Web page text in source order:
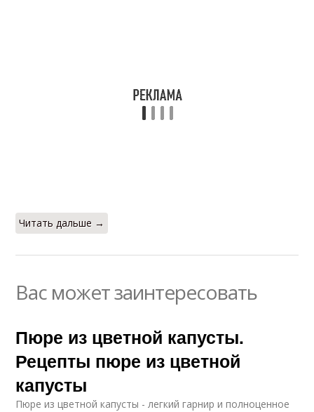
Читать дальше →
Вас может заинтересовать
Пюре из цветной капусты.
Рецепты пюре из цветной
капусты
Пюре из цветной капусты - легкий гарнир и полноценное